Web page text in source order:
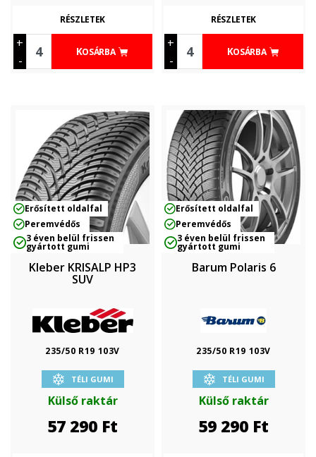
+
-
KOSÁRBA
RÉSZLETEK
+
-
KOSÁRBA
RÉSZLETEK
Erősített oldalfal
Peremvédős
3 éven belül frissen
gyártott gumi
Kleber KRISALP HP3
SUV
235/50 R19 103V
TÉLI GUMI
Külső raktár
57 290 Ft
Erősített oldalfal
Peremvédős
3 éven belül frissen
gyártott gumi
Barum Polaris 6
235/50 R19 103V
TÉLI GUMI
Külső raktár
59 290 Ft